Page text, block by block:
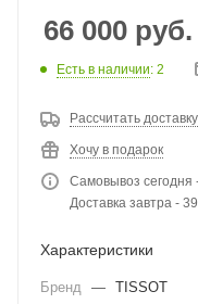
66 000 руб.
Есть в наличии: 2
Рассчитать доставку
Хочу в подарок
Самовывоз сегодня
Доставка завтра -
Характеристики
Бренд — TISSOT